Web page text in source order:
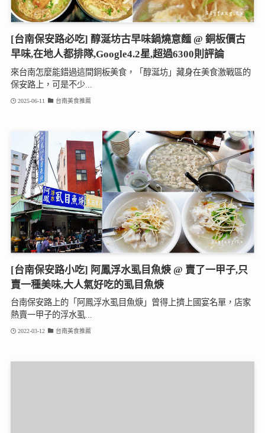
[台南保安路必吃] 醇涎坊古早味鍋燒意麵 @ 銅板價古
早味,在地人都排隊,Google4.2星,超過6300則評論
來台南怎麼能錯過這間銅板美食，「醇涎坊」藏身在美食激戰區的
保安路上，可是不少...
2025-06-11 台南美食推薦
[台南保安路小吃] 阿鳳浮水虱目魚焿 @ 賣了一甲子,只
賣一種美味,大人氣好吃的虱目魚焿
台南保安路上的「阿鳳浮水虱目魚焿」曾得上擠上國宴名單，店家
熱賣一甲子的浮水虱...
2022-03-12 台南美食推薦